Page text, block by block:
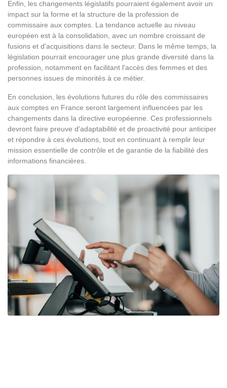
Enfin, les changements législatifs pourraient également avoir un
impact sur la forme et la structure de la profession de
commissaire aux comptes. La tendance actuelle au niveau
européen est à la consolidation, avec un nombre croissant de
fusions et d'acquisitions dans le secteur. Dans le même temps, la
législation pourrait encourager une plus grande diversité dans la
profession, notamment en facilitant l'accès des femmes et des
personnes issues de minorités à ce métier.
En conclusion, les évolutions futures du rôle des commissaires
aux comptes en France seront largement influencées par les
changements dans la directive européenne. Ces professionnels
devront faire preuve d'adaptabilité et de proactivité pour anticiper
et répondre à ces évolutions, tout en continuant à remplir leur
mission essentielle de contrôle et de garantie de la fiabilité des
informations financières.